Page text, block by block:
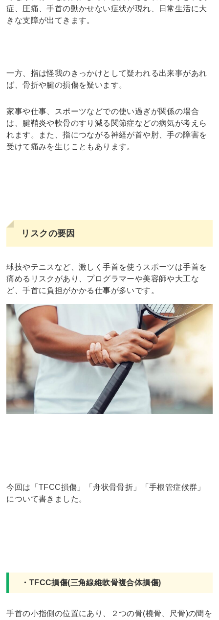
症、圧痛、手首の動かせない症状が現れ、日常生活に大
きな支障が出てきます。
一方、指は怪我のきっかけとして疑われる出来事があれ
ば、骨折や腱の損傷を疑います。
家事や仕事、スポーツなどでの使い過ぎが関係の場合
は、腱鞘炎や軟骨のすり減る関節症などの病気が考えら
れます。また、指につながる神経が首や肘、手の障害を
受けて痛みを生じこともあります。
リスクの要因
球技やテニスなど、激しく手首を使うスポーツは手首を
痛めるリスクがあり、プログラマーや美容師や大工な
ど、手首に負担がかかる仕事が多いです。
今回は「TFCC損傷」「舟状骨骨折」「手根管症候群」
について書きました。
・TFCC損傷(三角線維軟骨複合体損傷)
手首の小指側の位置にあり、２つの骨(橈骨、尺骨)の間を